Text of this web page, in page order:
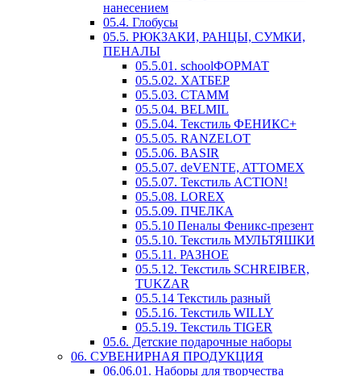
нанесением
05.4. Глобусы
05.5. РЮКЗАКИ, РАНЦЫ, СУМКИ,
ПЕНАЛЫ
05.5.01. schoolФОРМАТ
05.5.02. ХАТБЕР
05.5.03. СТАММ
05.5.04. BELMIL
05.5.04. Текстиль ФЕНИКС+
05.5.05. RANZELOT
05.5.06. BASIR
05.5.07. deVENTE, ATTOMEX
05.5.07. Текстиль ACTION!
05.5.08. LOREX
05.5.09. ПЧЕЛКА
05.5.10 Пеналы Феникс-презент
05.5.10. Текстиль МУЛЬТЯШКИ
05.5.11. РАЗНОЕ
05.5.12. Текстиль SCHREIBER,
TUKZAR
05.5.14 Текстиль разный
05.5.16. Текстиль WILLY
05.5.19. Текстиль TIGER
05.6. Детские подарочные наборы
06. СУВЕНИРНАЯ ПРОДУКЦИЯ
06.06.01. Наборы для творчества